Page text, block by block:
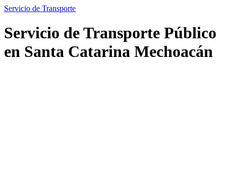
Servicio de Transporte
Servicio de Transporte Público
en Santa Catarina Mechoacán